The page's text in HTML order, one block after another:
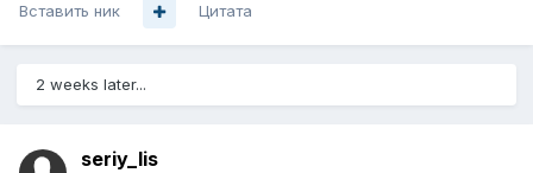
Вставить ник Цитата
2 weeks later...
seriy_lis